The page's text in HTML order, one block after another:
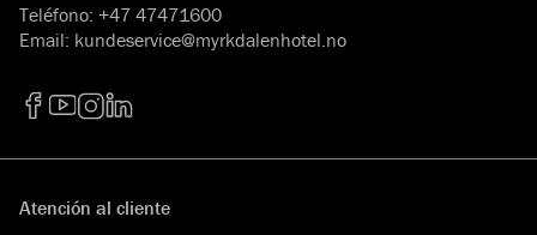
Teléfono: +47 47471600
Email: kundeservice@myrkdalenhotel.no
Atención al cliente